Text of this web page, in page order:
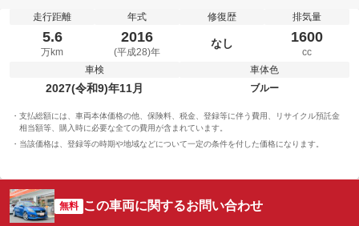
走行距離
5.6
万km
年式
2016
(平成28)年
修復歴
なし
排気量
1600
cc
車検
2027(令和9)年11月
車体色
ブルー
支払総額には、車両本体価格の他、保険料、税金、登録等に伴う費用、リサイクル預託金
相当額等、購入時に必要な全ての費用が含まれています。
当該価格は、登録等の時期や地域などについて一定の条件を付した価格になります。
無料 この車両に関するお問い合わせ